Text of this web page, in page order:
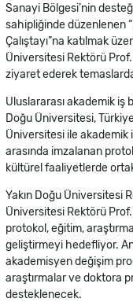
Sanayi Bölgesi’nin
sahipliğinde düzenlenen
Çalıştayı”na katılmak
Üniversitesi Rektörü Prof.
ziyaret ederek
Uluslararası akademik iş
Doğu Üniversitesi,
Üniversitesi ile akademik
arasında imzalanan
kültürel faaliyetlerde
Yakın Doğu Üniversitesi
Üniversitesi Rektörü
protokol, eğitim,
geliştirmeyi hedefliyor.
akademisyen değişim
araştırmalar ve doktora
desteklenecek.